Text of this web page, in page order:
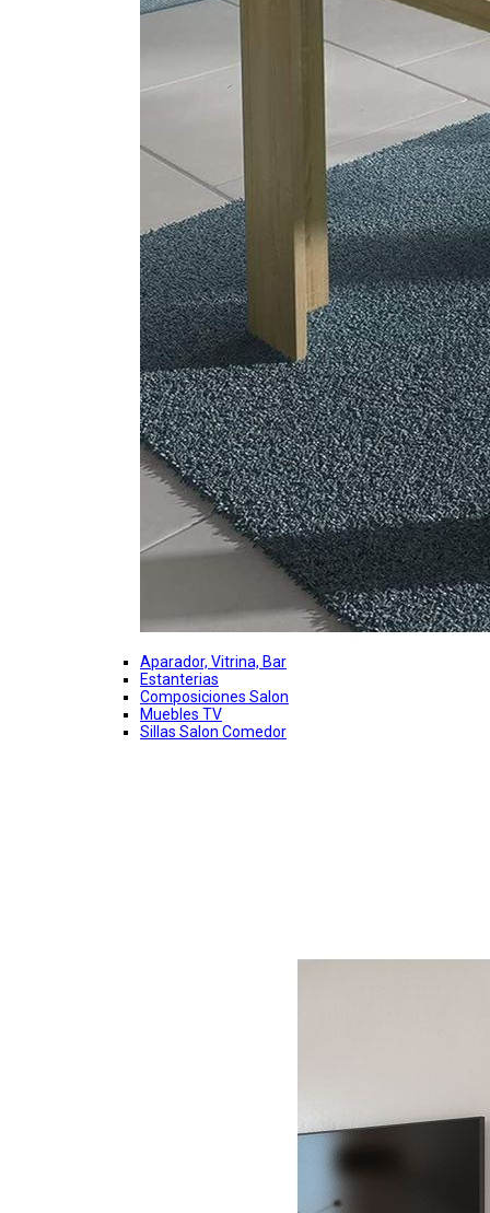
Aparador, Vitrina, Bar
Estanterias
Composiciones Salon
Muebles TV
Sillas Salon Comedor